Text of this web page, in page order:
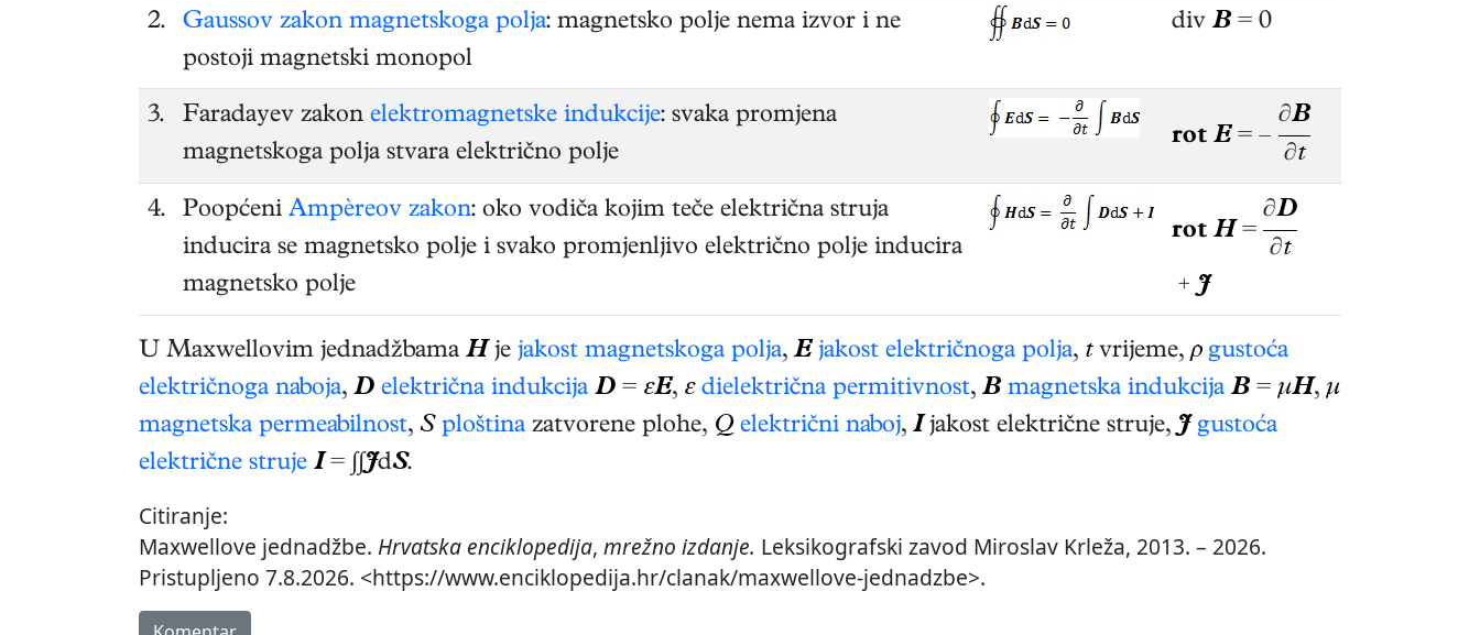
2. Gaussov zakon magnetskoga polja: magnetsko polje nema izvor i ne
postoji magnetski monopol
div B = 0
3. Faradayev zakon elektromagnetske indukcije: svaka promjena
magnetskoga polja stvara električno polje
rot E= –
∂B
∂t
4. Poopćeni Ampèreov zakon: oko vodiča kojim teče električna struja
inducira se magnetsko polje i svako promjenljivo električno polje inducira
magnetsko polje
rot H =
∂D
∂t
+J
U Maxwellovim jednadžbama H je jakost magnetskoga polja, E jakost električnoga polja, tvrijeme,ρ gustoća
električnoga naboja, D električna indukcija D = εE, ε dielektrična permitivnost, B magnetska indukcija B = μH, μ
magnetska permeabilnost, S ploština zatvorene plohe, Q električni naboj, I jakost električne struje,J gustoća
električne struje I = ∫∫JdS.
Citiranje:
Maxwellove jednadžbe. Hrvatska enciklopedija, mrežno izdanje. Leksikografski zavod Miroslav Krleža, 2013. – 2026.
Pristupljeno 7.8.2026. <https://www.enciklopedija.hr/clanak/maxwellove-jednadzbe>.